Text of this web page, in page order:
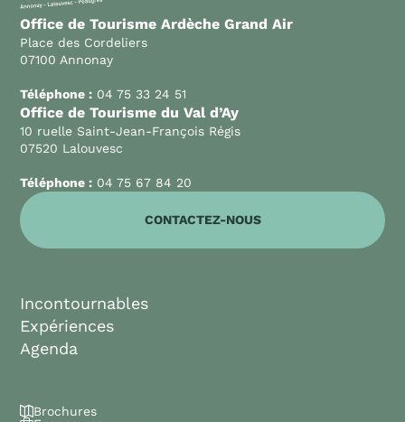
Office de Tourisme Ardèche Grand Air
Place des Cordeliers
07100 Annonay
Téléphone : 04 75 33 24 51
Office de Tourisme du Val d’Ay
10 ruelle Saint-Jean-François Régis
07520 Lalouvesc
Téléphone : 04 75 67 84 20
CONTACTEZ-NOUS
Incontournables
Expériences
Agenda
Brochures